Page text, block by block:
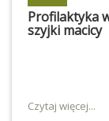
Profilaktyka
szyjki macicy
Czytaj więcej...